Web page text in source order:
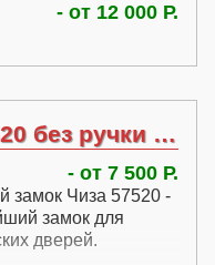
качество.
- это, пожалуй,
- от 12 000 Р.
Сувальдная Cisa 57520 без ручки без перекодировки
- от 7 500 Р.
замок Чиза 57520 -
замок для
дверей.